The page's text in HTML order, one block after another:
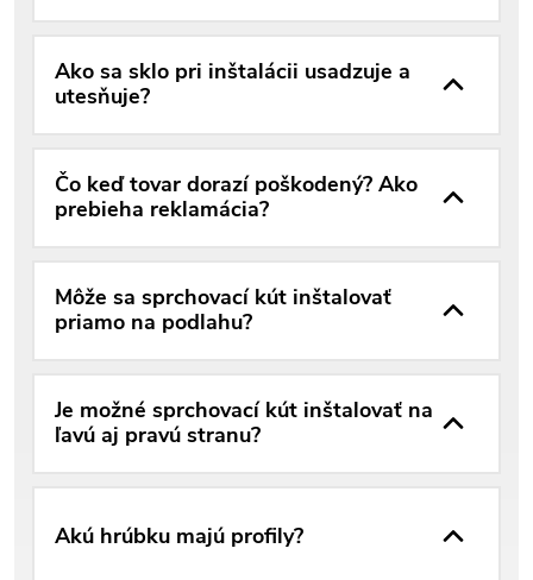
Ako sa sklo pri inštalácii usadzuje a
utesňuje?
Čo keď tovar dorazí poškodený? Ako
prebieha reklamácia?
Môže sa sprchovací kút inštalovať
priamo na podlahu?
Je možné sprchovací kút inštalovať na
ľavú aj pravú stranu?
Akú hrúbku majú profily?